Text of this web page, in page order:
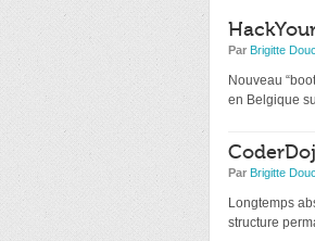
Par Brigitte
Nouveau
en Belgique
Par Brigitte
Longtemps
structure